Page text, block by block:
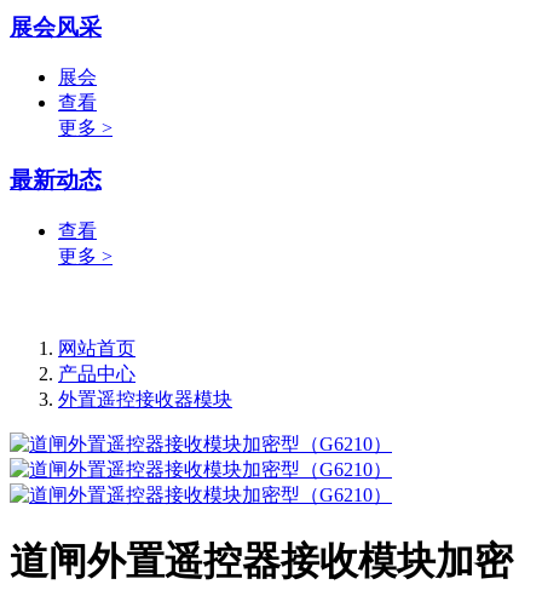
展会风采
展会
查看
更多 >
最新动态
查看
更多 >
网站首页
产品中心
外置遥控接收器模块
道闸外置遥控器接收模块加密